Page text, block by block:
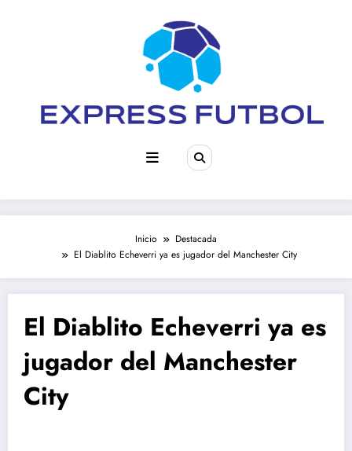
Inicio
Destacada
El Diablito Echeverri ya es jugador del Manchester City
El Diablito Echeverri ya es
jugador del Manchester
City